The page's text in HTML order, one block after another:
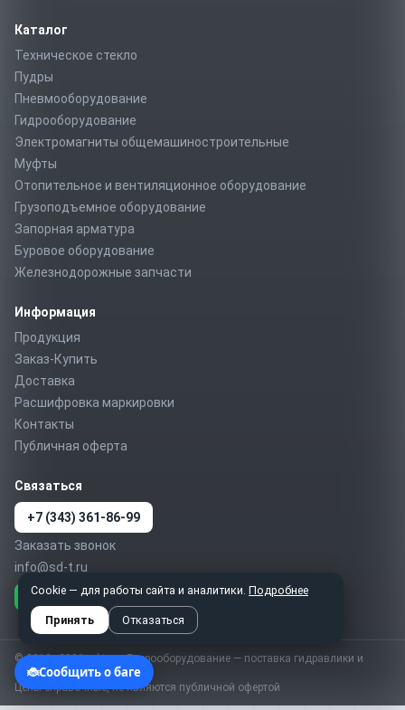
Каталог
Техническое стекло
Пудры
Пневмооборудование
Гидрооборудование
Электромагниты общемашиностроительные
Муфты
Отопительное и вентиляционное оборудование
Грузоподъемное оборудование
Запорная арматура
Буровое оборудование
Железнодорожные запчасти
Информация
Продукция
Заказ-Купить
Доставка
Расшифровка маркировки
Контакты
Публичная оферта
Связаться
+7 (343) 361-86-99
Заказать звонок
info@sd-t.ru
WhatsApp Telegram MAX
© 2010–2026 sd-t.ru · Гидрооборудование — поставка гидравлики и
пневматики по России
Цены справочные, не являются публичной офертой
Cookie — для работы сайта и аналитики. Подробнее
Принять Отказаться